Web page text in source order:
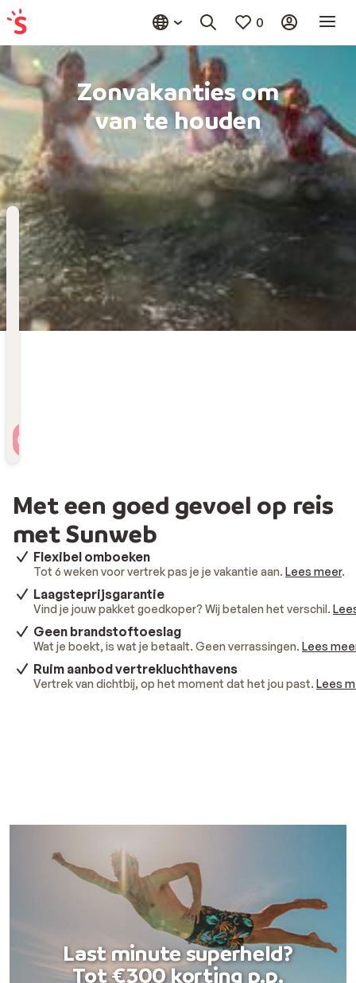
0
Zonvakanties om
van te houden
Bestemming
Kies bestemming
Wanneer
Vertrekdatum
Hoelang
Met een goed gevoel op reis
met Sunweb
Flexibel omboeken
Tot 6 weken voor vertrek pas je je vakantie aan. Lees meer.
Laagsteprijsgarantie
Vind je jouw pakket goedkoper? Wij betalen het verschil.
Geen brandstoftoeslag
Wat je boekt, is wat je betaalt. Geen verrassingen. Lees
Ruim aanbod vertrekluchthavens
Vertrek van dichtbij, op het moment dat het jou past. Lees
Last minute superheld?
Tot €300 korting p.p.